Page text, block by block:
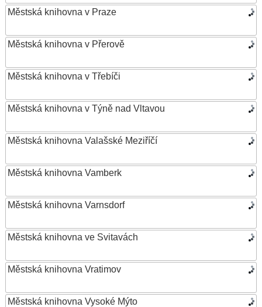
Městská knihovna v Praze
Městská knihovna v Přerově
Městská knihovna v Třebíči
Městská knihovna v Týně nad Vltavou
Městská knihovna Valašské Meziříčí
Městská knihovna Vamberk
Městská knihovna Varnsdorf
Městská knihovna ve Svitavách
Městská knihovna Vratimov
Městská knihovna Vysoké Mýto